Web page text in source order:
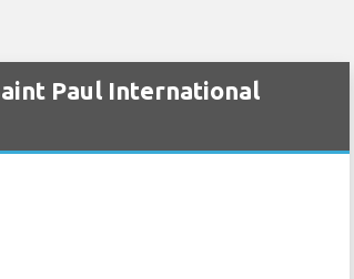
Paul International